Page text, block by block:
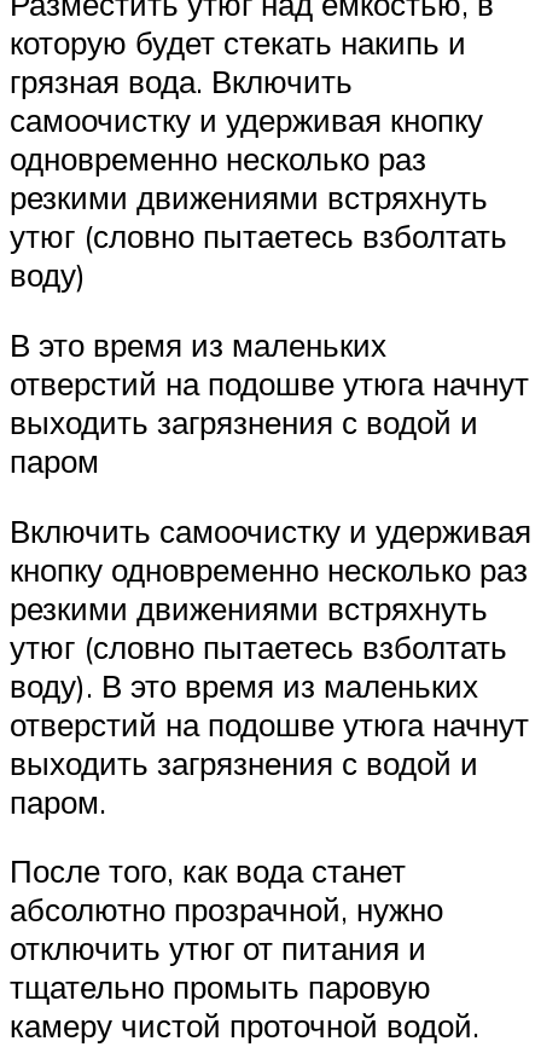
которую будет стекать накипь и
грязная вода. Включить
самоочистку и удерживая кнопку
одновременно несколько раз
резкими движениями встряхнуть
утюг (словно пытаетесь взболтать
воду)
В это время из маленьких
отверстий на подошве утюга начнут
выходить загрязнения с водой и
паром
Включить самоочистку и удерживая
кнопку одновременно несколько раз
резкими движениями встряхнуть
утюг (словно пытаетесь взболтать
воду). В это время из маленьких
отверстий на подошве утюга начнут
выходить загрязнения с водой и
паром.
После того, как вода станет
абсолютно прозрачной, нужно
отключить утюг от питания и
тщательно промыть паровую
камеру чистой проточной водой.